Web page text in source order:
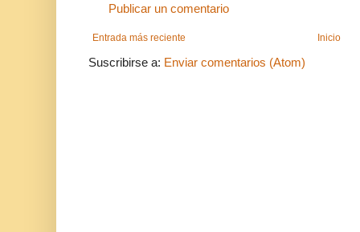
Publicar un comentario
Entrada más reciente Inicio
Suscribirse a: Enviar comentarios (Atom)